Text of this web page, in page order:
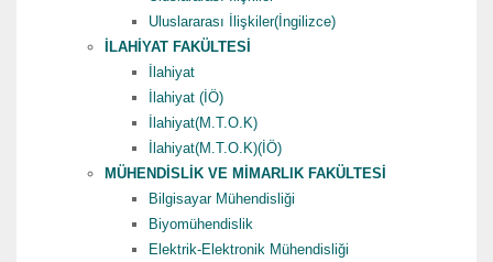
Uluslararası İlişkiler(İngilizce)
İLAHİYAT FAKÜLTESİ
İlahiyat
İlahiyat (İÖ)
İlahiyat(M.T.O.K)
İlahiyat(M.T.O.K)(İÖ)
MÜHENDİSLİK VE MİMARLIK FAKÜLTESİ
Bilgisayar Mühendisliği
Biyomühendislik
Elektrik-Elektronik Mühendisliği